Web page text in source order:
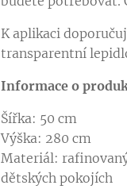
K aplikaci
transparentní
Informace o
Šířka: 50 cm
Výška: 280 cm
Materiál:
dětských pokojích